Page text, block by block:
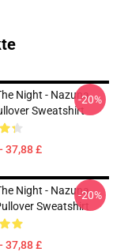
Night - Nazuna
Sweatshirt
37,88 £
-20%
Night - Nazuna
Sweatshirt
37,88 £
-20%